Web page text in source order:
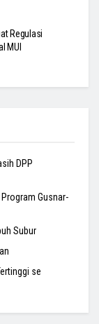
Regulasi
MUI
DPP
Gusnar-
Subur
se